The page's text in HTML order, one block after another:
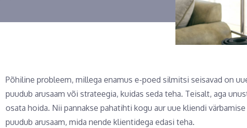
Põhiline probleem, millega enamus e-poed silmitsi seisavad on
puudub arusaam või strateegia, kuidas seda teha. Teisalt, aga
osata hoida. Nii pannakse pahatihti kogu aur uue kliendi
puudub arusaam, mida nende klientidega edasi teha.